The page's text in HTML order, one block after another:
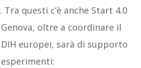
Tra questi c’è anche Start 4.0
oltre a coordinare il
europei, sarà di supporto